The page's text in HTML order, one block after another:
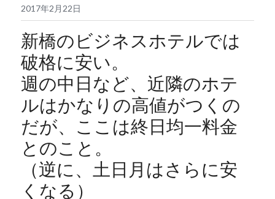
2017年2月22日
新橋のビジネスホテルでは
破格に安い。
週の中日など、近隣のホテ
ルはかなりの高値がつくの
だが、ここは終日均一料金
とのこと。
（逆に、土日月はさらに安
くなる）